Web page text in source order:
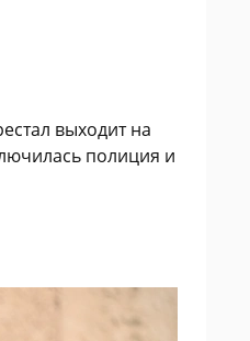
выходит на
полиция и